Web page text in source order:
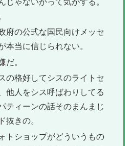
府の公式な国民向けメッセ
本当に信じられない。
だ。
の格好してシスのライトセ
他人をシス呼ばわりしてる
ティーンの話そのまんまじ
抜きの。
トショップがどういうもの